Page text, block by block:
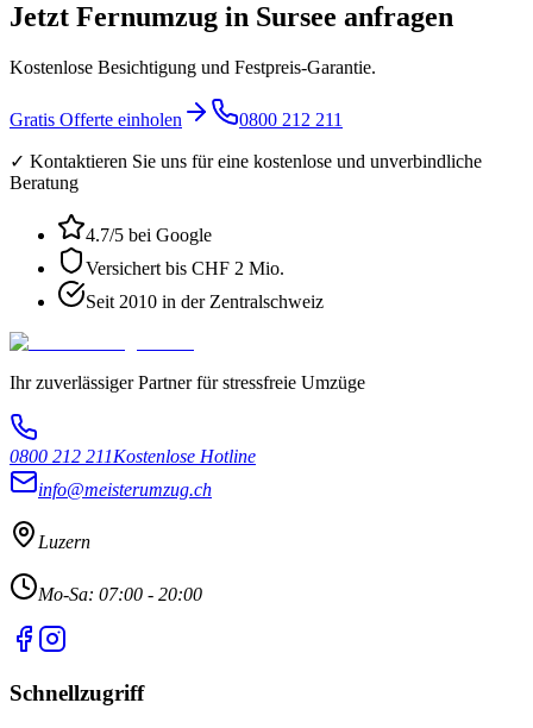
Jetzt Fernumzug in Sursee anfragen
Kostenlose Besichtigung und Festpreis-Garantie.
Gratis Offerte einholen 0800 212 211
✓ Kontaktieren Sie uns für eine kostenlose und unverbindliche
Beratung
4.7/5 bei Google
Versichert bis CHF 2 Mio.
Seit 2010 in der Zentralschweiz
Ihr zuverlässiger Partner für stressfreie Umzüge
0800 212 211Kostenlose Hotline
info@meisterumzug.ch
Luzern
Mo-Sa: 07:00 - 20:00
Schnellzugriff